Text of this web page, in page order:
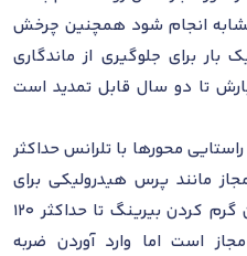
مشابه انجام شود همچنین چرخش
برای جلوگیری از ماندگاری
تا دو سال قابل تمدید است
محورها با تلرانس حداکثر
مجاز مانند پرس هیدرولیکی برای
مونتاژ استفاده می شود همچنین گرم کردن بیرینگ تا حداکثر 120
است اما وارد آوردن ضربه